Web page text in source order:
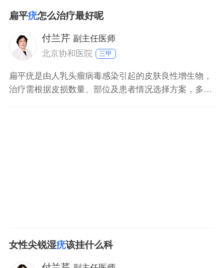
数月内康复。 药物治疗 适用于疣体较小、数量少的情
况，常用外用药物如通用药品1（如水杨酸制剂），通
过腐蚀作用去除疣体。孕妇、哺乳期女性及对该类药物
过敏者
扁平疣怎么治疗最好呢
付兰芹 副主任医师
北京协和医院
三甲
扁平疣是由人乳头瘤病毒感染引起的皮肤良性增生物，
治疗需根据皮损数量、部位及患者情况选择方案，多数
女性尖锐湿疣该挂什么科